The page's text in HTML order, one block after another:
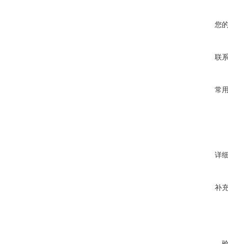
您
联
常
详
补